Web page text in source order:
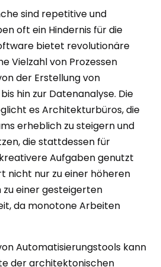
sind repetitive und
oft ein Hindernis für die
bietet revolutionäre
Vielzahl von Prozessen
der Erstellung von
hin zur Datenanalyse. Die
es Architekturbüros, die
erheblich zu steigern und
die stattdessen für
Aufgaben genutzt
nicht nur zu einer höheren
zu einer gesteigerten
da monotone Arbeiten
Automatisierungstools kann
der architektonischen